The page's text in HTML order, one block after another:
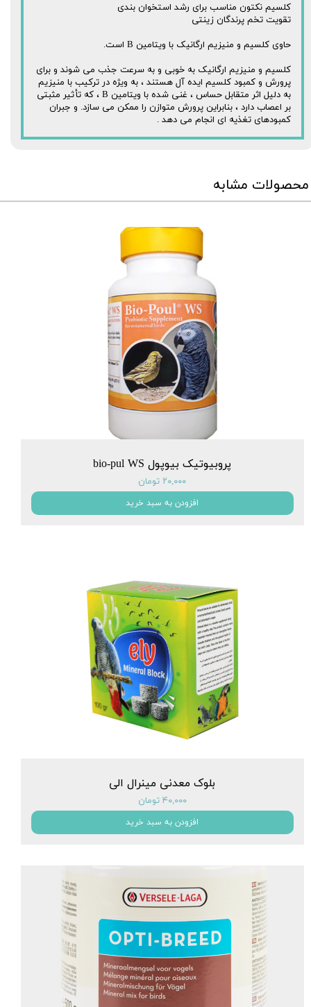
کلسیم نکتون مناسب برای رشد استخوان بندی
تقویت تخم پرندگان زینتی
حاوی کلسیم و منیزیم ارگانیک با ویتامین B است.
کلسیم و منیزیم ارگانیک به خوبی و به سرعت جذب می شوند و برای
پرورش و کمبود کلسیم ایده آل هستند ، به ویژه در ترکیب با منیزیم
به دلیل اثر متقابل حساس ، غنی شده با ویتامین B ، که تأثیر مثبتی
بر اعصاب دارد ، بنابراین پرورش متوازن را ممکن می سازد. و جبران
کمبودهای تغذیه ای انجام می دهد .
محصولات مشابه
پروبیوتیک بیوپول bio-pul WS
۲۰,۰۰۰ تومان
افزودن به سبد خرید
بلوک معدنی مینرال الی
۴۰,۰۰۰ تومان
افزودن به سبد خرید